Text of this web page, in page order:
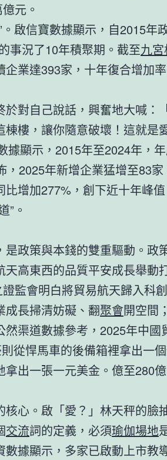
元。
啟信寶數據顯示，自2015年
事況了10年積聚期。截至九
業達393家，十年復合增加率
對自己說話，興奮地大喊：
樓，讓你隨意破壞！這就是
據顯示，2015年至2024年，
，2025年新增企業猛增至83
增加277%，創下近十年峰
”。
政策與本錢的雙重驅動。政
高東西的品質平安成長舉動
證監會明白將貿易航天歸入科
成長掃清妨礙、翻聚會開空間
渠道數據參考，2025年中國
從悍馬車的後備箱裡拿出一
出一張一元美金。億至280
核心。啟「愛？」林天秤的臉
交流詞的定義，必須瑜伽場地
數據顯示，多家已啟動上市教